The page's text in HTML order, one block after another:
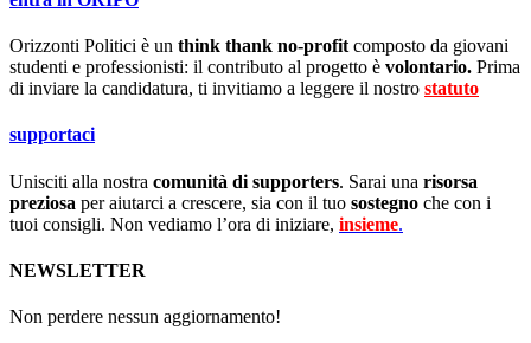
Orizzonti Politici è un think thank no-profit composto da giovani
studenti e professionisti: il contributo al progetto è volontario. Prima
di inviare la candidatura, ti invitiamo a leggere il nostro statuto
supportaci
Unisciti alla nostra comunità di supporters. Sarai una risorsa
preziosa per aiutarci a crescere, sia con il tuo sostegno che con i
tuoi consigli. Non vediamo l’ora di iniziare, insieme.
NEWSLETTER
Non perdere nessun aggiornamento!